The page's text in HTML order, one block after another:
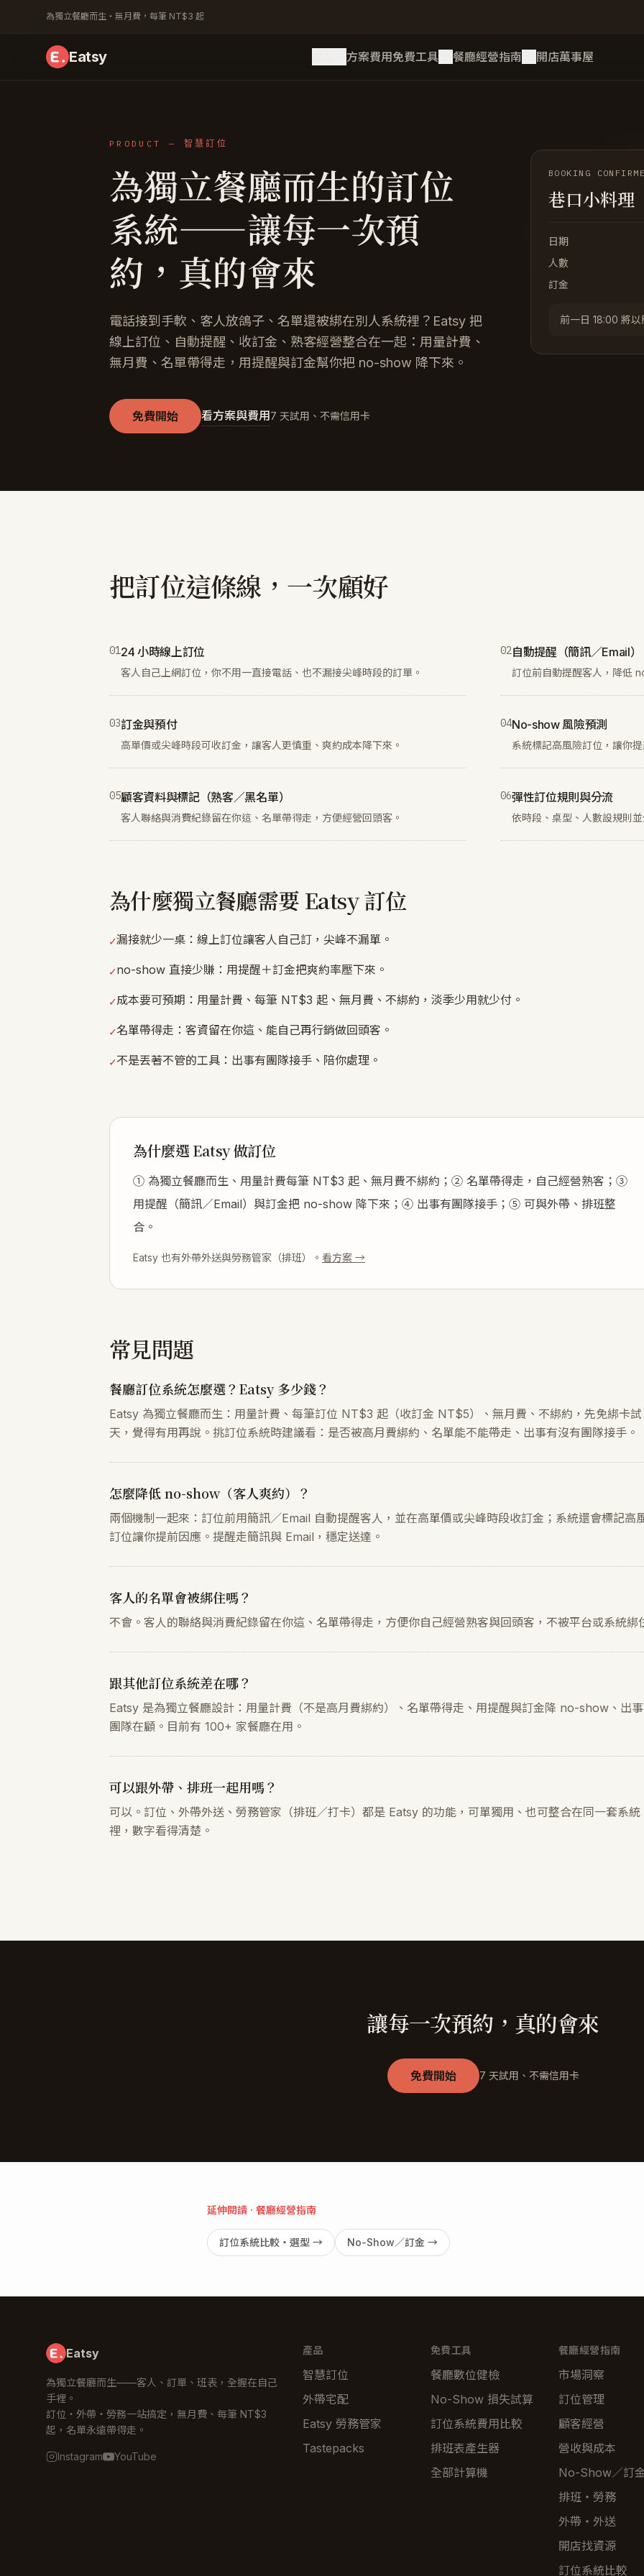
為獨立餐廳而生・無月費，每筆 NT$3 起
Eatsy 方案費用免費工具 餐廳經營指南 開店萬事屋
PRODUCT — 智慧訂位
為獨立餐廳而生的訂位
系統——讓每一次預
約，真的會來
電話接到手軟、客人放鴿子、名單還被綁在別人系統裡？Eatsy 把
線上訂位、自動提醒、收訂金、熟客經營整合在一起：用量計費、
無月費、名單帶得走，用提醒與訂金幫你把 no-show 降下來。
免費開始 看方案與費用7 天試用、不需信用卡
BOOKING
巷口小料理
日期
人數
訂金
前一日 18:00 將
把訂位這條線，一次顧好
0124 小時線上訂位
客人自己上網訂位，你不用一直接電話、也不漏接尖峰時段的訂單。
02自動提醒（簡訊／Email）
訂位前自動提醒客人，降低
03訂金與預付
高單價或尖峰時段可收訂金，讓客人更慎重、爽約成本降下來。
04No-show 風險預測
系統標記高風險訂位，讓你
05顧客資料與標記（熟客／黑名單）
客人聯絡與消費紀錄留在你這、名單帶得走，方便經營回頭客。
06彈性訂位規則與分流
依時段、桌型、人數設規則
為什麼獨立餐廳需要 Eatsy 訂位
✓漏接就少一桌：線上訂位讓客人自己訂，尖峰不漏單。
✓no-show 直接少賺：用提醒＋訂金把爽約率壓下來。
✓成本要可預期：用量計費、每筆 NT$3 起、無月費、不綁約，淡季少用就少付。
✓名單帶得走：客資留在你這、能自己再行銷做回頭客。
✓不是丟著不管的工具：出事有團隊接手、陪你處理。
為什麼選 Eatsy 做訂位
① 為獨立餐廳而生、用量計費每筆 NT$3 起、無月費不綁約；② 名單帶得走，自己經營熟客；③
用提醒（簡訊／Email）與訂金把 no-show 降下來；④ 出事有團隊接手；⑤ 可與外帶、排班整
合。
Eatsy 也有外帶外送與勞務管家（排班）。 看方案 →
常見問題
餐廳訂位系統怎麼選？Eatsy 多少錢？
Eatsy 為獨立餐廳而生：用量計費、每筆訂位 NT$3 起（收訂金 NT$5）、無月費、不綁約，先免綁卡
天，覺得有用再說。挑訂位系統時建議看：是否被高月費綁約、名單能不能帶走、出事有沒有團隊接手。
怎麼降低 no-show（客人爽約）？
兩個機制一起來：訂位前用簡訊／Email 自動提醒客人，並在高單價或尖峰時段收訂金；系統還會標記高
訂位讓你提前因應。提醒走簡訊與 Email，穩定送達。
客人的名單會被綁住嗎？
不會。客人的聯絡與消費紀錄留在你這、名單帶得走，方便你自己經營熟客與回頭客，不被平台或系統綁
跟其他訂位系統差在哪？
Eatsy 是為獨立餐廳設計：用量計費（不是高月費綁約）、名單帶得走、用提醒與訂金降 no-show、出
團隊在顧。目前有 100+ 家餐廳在用。
可以跟外帶、排班一起用嗎？
可以。訂位、外帶外送、勞務管家（排班／打卡）都是 Eatsy 的功能，可單獨用、也可整合在同一套系統
裡，數字看得清楚。
讓每一次預約，真的會來
免費開始 7 天試用、不需信用卡
延伸閱讀 · 餐廳經營指南
訂位系統比較・選型 → No-Show／訂金 →
Eatsy
為獨立餐廳而生——客人、訂單、班表，全握在自己
手裡。
訂位・外帶・勞務一站搞定，無月費、每筆 NT$3
起，名單永遠帶得走。
Instagram YouTube
產品
智慧訂位
外帶宅配
Eatsy 勞務管家
Tastepacks
免費工具
餐廳數位健檢
No-Show 損失試算
訂位系統費用比較
排班表產生器
全部計算機
餐廳經營指南
市場洞察
訂位管理
顧客經營
營收與成本
No-Show／訂
排班・勞務
外帶・外送
開店找資源
訂位系統比較